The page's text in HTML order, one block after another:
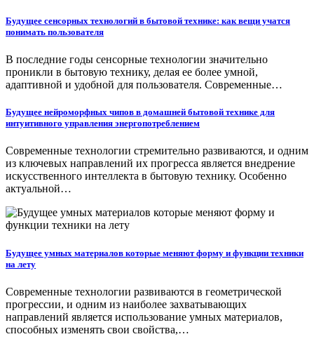
Будущее сенсорных технологий в бытовой технике: как вещи учатся
понимать пользователя
В последние годы сенсорные технологии значительно
проникли в бытовую технику, делая ее более умной,
адаптивной и удобной для пользователя. Современные…
Будущее нейроморфных чипов в домашней бытовой технике для
интуитивного управления энергопотреблением
Современные технологии стремительно развиваются, и одним
из ключевых направлений их прогресса является внедрение
искусственного интеллекта в бытовую технику. Особенно
актуальной…
Будущее умных материалов которые меняют форму и функции техники
на лету
Современные технологии развиваются в геометрической
прогрессии, и одним из наиболее захватывающих
направлений является использование умных материалов,
способных изменять свои свойства,…